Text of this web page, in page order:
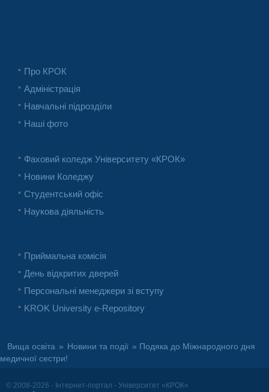
Про КРОК
Адміністрація
Навчальні підрозділи
Наші фото
Фаховий коледж Університету «КРОК»
Новини Коледжу
Студентський офіс
Наукова діяльність
Приймальна комісія
День відкритих дверей
Персональні менеджери зі вступу
KROK University e-Repository
Вища освіта » Новини та події » Подяка до Міжнародного дня
медичної сестри!
© 2008-2026 - Інтернет-портал - Університет «КРОК»